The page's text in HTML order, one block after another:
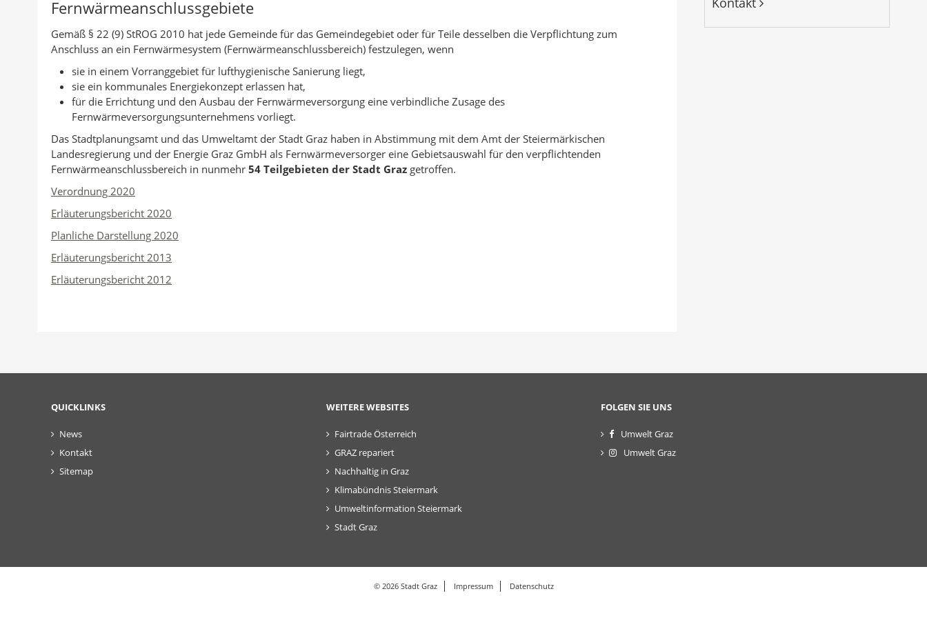
e
:
a
c
k
a
n
t
o
r
d
r
u
c
k
e
n
k
e
d
I
n
e
i
l
n
c
e
b
o
o
k
t
e
i
n
Fernwärmeanschlussgebiete
Gemäß § 22 (9) StROG 2010 hat jede Gemeinde für das Gemeindegebiet oder für Teile desselben die Verpflichtung zum
Anschluss an ein Fernwärmesystem (Fernwärmeanschlussbereich) festzulegen, wenn
sie in einem Vorranggebiet für lufthygienische Sanierung liegt,
sie ein kommunales Energiekonzept erlassen hat,
für die Errichtung und den Ausbau der Fernwärmeversorgung eine verbindliche Zusage des
Fernwärmeversorgungsunternehmens vorliegt.
Das Stadtplanungsamt und das Umweltamt der Stadt Graz haben in Abstimmung mit dem Amt der Steiermärkischen
Landesregierung und der Energie Graz GmbH als Fernwärmeversorger eine Gebietsauswahl für den verpflichtenden
Fernwärmeanschlussbereich in nunmehr 54 Teilgebieten der Stadt Graz getroffen.
Verordnung 2020
Erläuterungsbericht 2020
Planliche Darstellung 2020
Erläuterungsbericht 2013
Erläuterungsbericht 2012
QUICKLINKS
News
Kontakt
Sitemap
WEITERE WEBSITES
Fairtrade Österreich
GRAZ repariert
Nachhaltig in Graz
Klimabündnis Steiermark
Umweltinformation Steiermark
Stadt Graz
FOLGEN SIE UNS
Umwelt Graz
Umwelt Graz
© 2026 Stadt Graz Impressum Datenschutz